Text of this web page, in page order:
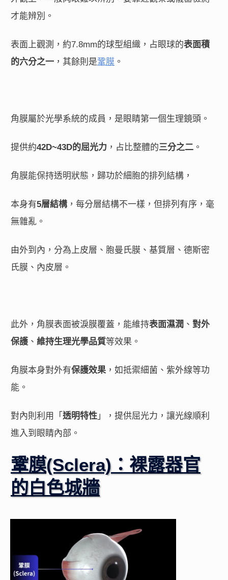
才能辨別。
表面上觀測，約7.8mm的球型組織，占眼球的表面積
的六分之一 ，其餘則是鞏膜 。
角膜屬於光學系統的成員，是眼睛第一個生理鏡頭。
提供約42D~43D的屈光力 ，占比整體的三分之二 。
角膜能保持透明狀態，歸功於細胞的排列結構，
本身有5層結構，每分層結構不一樣，但排列有序，毫
無雜亂。
由外到內，分為上皮層、胞曼氏膜、基質層、德斯密
氏膜、內皮層。
此外，角膜表面被淚膜覆蓋，能維持表面濕潤 、 對外
保護 、 維持生理光學品質等效果。
角膜本身對外有保護效果 ，如抵禦細菌、紫外線等功
能。
對內則利用「 透明特性 」，提供屈光力，讓光線順利
進入到眼睛內部。
鞏膜(Sclera)：裸露器官
的白色城牆